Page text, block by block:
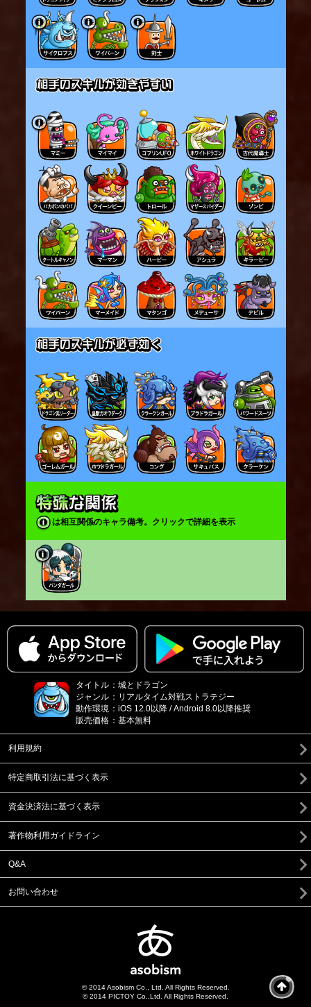
は相互関係のキャラ備考。クリックで詳細を表示
タイトル ： 城とドラゴン
ジャンル ： リアルタイム対戦ストラテジー
動作環境 ： iOS 12.0以降 / Android 8.0以降推奨
販売価格 ： 基本無料
利用規約
特定商取引法に基づく表示
資金決済法に基づく表示
著作物利用ガイドライン
Q&A
お問い合わせ
© 2014 Asobism Co., Ltd. All Rights Reserved.
© 2014 PICTOY Co.,Ltd. All Rights Reserved.